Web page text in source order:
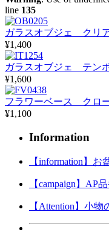
line 135
ガラスオブジェ ク
¥1,400
ガラスオブジェ テン
¥1,600
フラワーベース ク
¥1,100
Information
【information】お
【campaign】AP
【Attention】小